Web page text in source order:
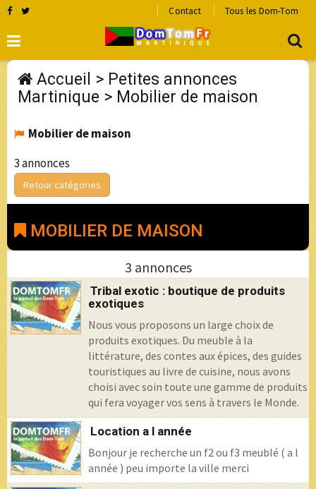
Contact Tous les Dom-Tom
Accueil > Petites annonces
Martinique > Mobilier de maison
Mobilier de maison
3 annonces
Retour catégories
MOBILIER DE MAISON
3 annonces
Tribal exotic : boutique de produits
exotiques
Nous vous proposons un large choix de
produits exotiques. Du meuble à la
littérature, des contes aux épices, des guides
touristiques au livre de cuisine, nous avons
choisi avec soin toute une gamme de produits
qui fera voyager vos sens à travers le Monde.
Location a l année
Bonjour je recherche un f2 ou f3 meublé ( a l
année ) peu importe la ville merci